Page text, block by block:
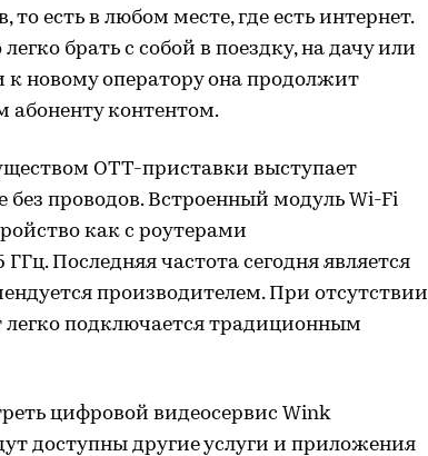
то есть в любом месте, где есть интернет.
брать с собой в поездку, на дачу или
новому оператору она продолжит
абоненту контентом.
OTT-приставки выступает
без проводов. Встроенный модуль Wi-Fi
как с роутерами
Последняя частота сегодня является
производителем. При отсутствии
легко подключается традиционным
цифровой видеосервис Wink
доступны другие услуги и приложения